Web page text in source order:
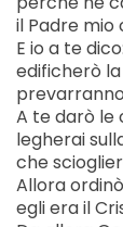
il Padre mio
E io a te
edificherò
A te darò le
legherai
che
Allora
egli era il